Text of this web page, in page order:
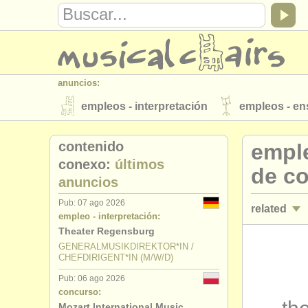
anuncios:
empleos - interpretación empleos -
instrumentos en venta instrumentos
directorios:
orquestas y teatros conservatorios
musicalchairs:
acerca de musicalchairs
editor:
anúnciese con nosotros
de
related
empleos -
contenido
conexo: últimos
anuncios
Pub: 07 ago 2026
empleo - interpretación:
Theater Regensburg
GENERALMUSIKDIREKTOR*IN /
CHEFDIRIGENT*IN (M/W/D)
Pub: 06 ago 2026
concurso: